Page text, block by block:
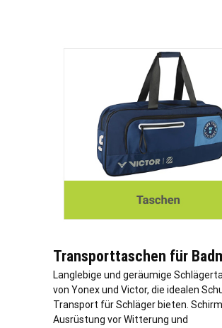
Transporttaschen für
Langlebige und geräumige
von Yonex und Victor, die idealen
Transport für Schläger bieten.
Ausrüstung vor Witterung und